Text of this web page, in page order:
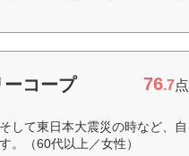
ーコープ 76.7点
して東日本大震災の時など、自
。（60代以上／女性）